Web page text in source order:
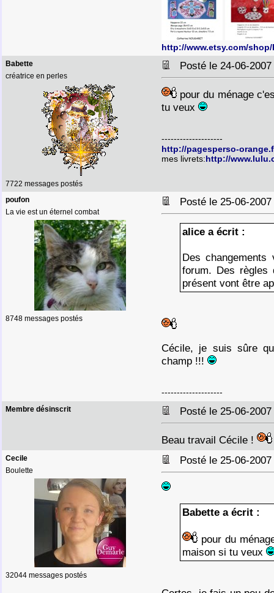
http://www.etsy.com/
Babette
créatrice en perles
7722 messages postés
Posté le 24-06-
pour du ménage
tu veux
--------------------
http://pagesperso-
mes livrets:http://
poufon
La vie est un éternel combat
8748 messages postés
Posté le 25-06-
alice a écrit :
Des
forum. Des règles
présent vont être
Cécile, je suis sûre
champ !!!
--------------------
Membre désinscrit Posté le 25-06-
Beau travail Cécile !
Cecile
Boulette
32044 messages postés
Posté le 25-06-
Babette a écrit :
pour du
maison si tu veux